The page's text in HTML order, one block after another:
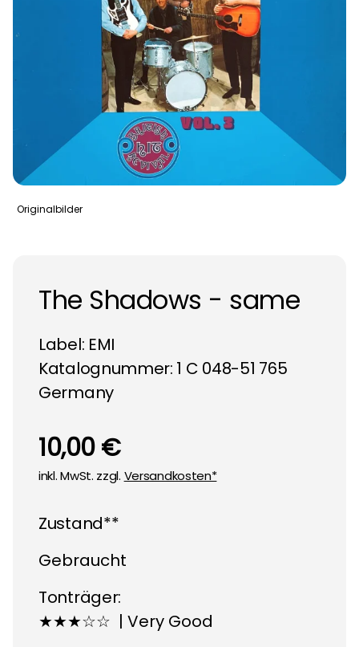
Originalbilder
The Shadows - same
Label: EMI
Katalognummer: 1 C 048-51 765
Germany
10,00 €
inkl. MwSt. zzgl. Versandkosten*
Zustand**
Gebraucht
Tonträger:
★★★☆☆ | Very Good